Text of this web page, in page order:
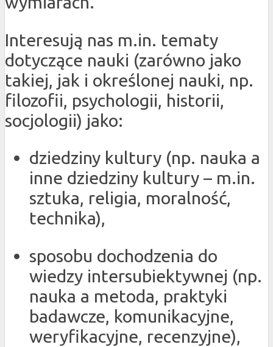
Interesują nas m.in. tematy
dotyczące nauki (zarówno jako
takiej, jak i określonej nauki, np.
filozofii, psychologii, historii,
socjologii) jako:
dziedziny kultury (np. nauka a
inne dziedziny kultury – m.in.
sztuka, religia, moralność,
technika),
sposobu dochodzenia do
wiedzy intersubiektywnej (np.
nauka a metoda, praktyki
badawcze, komunikacyjne,
weryfikacyjne, recenzyjne),